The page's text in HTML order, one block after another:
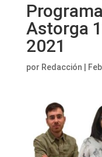
Astorga
2021
por Redacción